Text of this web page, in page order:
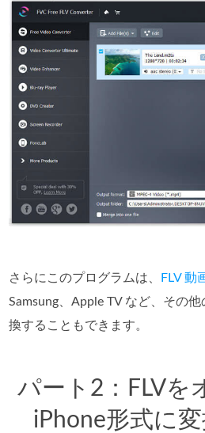
さらにこのプログラムは、 FLV 動
Samsung、Apple TV など、その
換することもできます。
パート2：FLVを
iPhone形式に